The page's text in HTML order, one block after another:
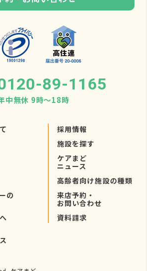
89-1165
中無休 9時〜18時
の
採用情報
施設を探す
ケアまど
ニュース
高齢者向け施設の種類
来店予約・
お問い合わせ
資料請求